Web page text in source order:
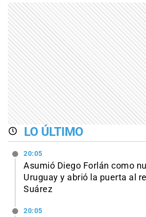
LO ÚLTIMO
20:05
Asumió Diego Forlán como
Uruguay y abrió la puerta al
Suárez
20:05